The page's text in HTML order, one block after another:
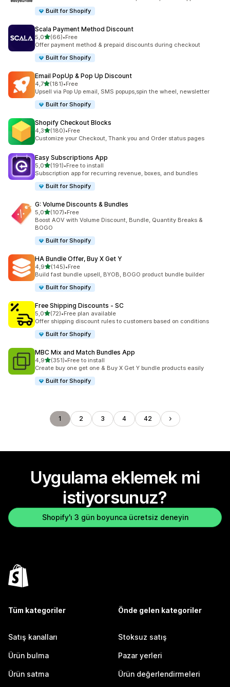
Built for Shopify
Scala Payment Method Discount
5,05 yıldız üzerinden
(66)
toplam 66 değerlendirme
•Free
Offer payment method & prepaid discounts during checkout
Built for Shopify
Email PopUp & Pop Up Discount
4,75 yıldız üzerinden
(181)
toplam 181 değerlendirme
•Free
Upsell via Pop Up email, SMS popups,spin the wheel, newsletter
Built for Shopify
Shopify Checkout Blocks
4,35 yıldız üzerinden
(180)
toplam 180 değerlendirme
•Free
Customize your Checkout, Thank you and Order status pages
Easy Subscriptions App
5,05 yıldız üzerinden
(191)
toplam 191 değerlendirme
•Free to install
Subscription app for recurring revenue, boxes, and bundles
Built for Shopify
G: Volume Discounts & Bundles
5,05 yıldız üzerinden
(107)
toplam 107 değerlendirme
•Free
Boost AOV with Volume Discount, Bundle, Quantity Breaks &
BOGO
Built for Shopify
HA Bundle Offer, Buy X Get Y
4,95 yıldız üzerinden
(145)
toplam 145 değerlendirme
•Free
Build fast bundle upsell, BYOB, BOGO product bundle builder
Built for Shopify
Free Shipping Discounts ‑ SC
5,05 yıldız üzerinden
(72)
toplam 72 değerlendirme
•Free plan available
Offer shipping discount rules to customers based on conditions
Built for Shopify
MBC Mix and Match Bundles App
4,95 yıldız üzerinden
(351)
toplam 351 değerlendirme
•Free to install
Create buy one get one & Buy X Get Y bundle products easily
Built for Shopify
1 2 3 4 42
Uygulama eklemek mi
istiyorsunuz?
Shopify'ı 3 gün boyunca ücretsiz deneyin
Tüm kategoriler
Satış kanalları
Ürün bulma
Ürün satma
Önde gelen kategoriler
Stoksuz satış
Pazar yerleri
Ürün değerlendirmeleri